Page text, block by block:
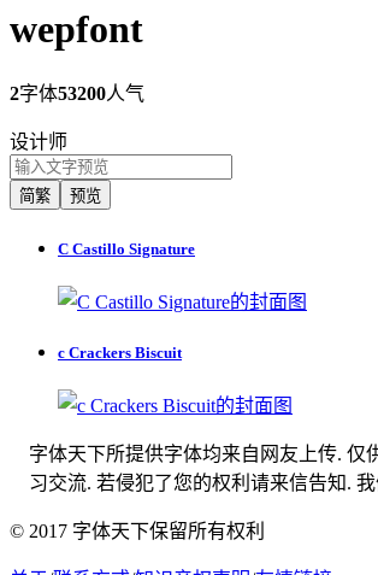
wepfont
2字体53200人气
设计师
简繁 预览
C Castillo Signature
c Crackers Biscuit
字体天下所提供字体均来自网友上传. 仅
习交流. 若侵犯了您的权利请来信告知.
© 2017 字体天下保留所有权利